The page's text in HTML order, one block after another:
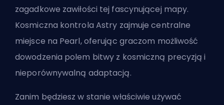
zagadkowe zawiłości tej fascynującej mapy.
Kosmiczna kontrola Astry zajmuje centralne
miejsce na Pearl, oferując graczom możliwość
dowodzenia polem bitwy z kosmiczną precyzją i
nieporównywalną adaptacją.
Zanim będziesz w stanie właściwie używać